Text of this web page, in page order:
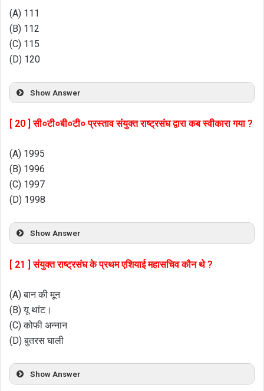
(A) 111
(B) 112
(C) 115
(D) 120
Show Answer
[ 20 ] सी०टी०बी०टी० प्रस्ताव संयुक्त राष्ट्रसंघ द्वारा कब स्वीकारा गया ?
(A) 1995
(B) 1996
(C) 1997
(D) 1998
Show Answer
[ 21 ] संयुक्त राष्ट्रसंघ के प्रथम एशियाई महासचिव कौन थे ?
(A) बान की मून
(B) यू थांट।
(C) कोफी अन्नान
(D) बुतरस घाली
Show Answer